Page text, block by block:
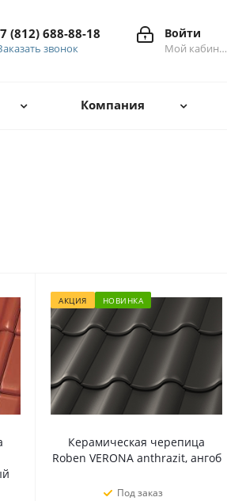
Войти
Мой кабинет
(812) 688-88-18
звонок
Компания
АКЦИЯ НОВИНКА
Керамическая черепица
Roben VERONA anthrazit, ангоб
Под заказ